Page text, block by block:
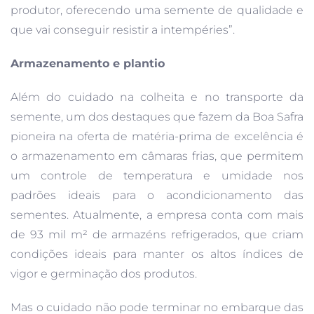
produtor, oferecendo uma semente de qualidade e
que vai conseguir resistir a intempéries”.
Armazenamento e plantio
Além do cuidado na colheita e no transporte da
semente, um dos destaques que fazem da Boa Safra
pioneira na oferta de matéria-prima de excelência é
o armazenamento em câmaras frias, que permitem
um controle de temperatura e umidade nos
padrões ideais para o acondicionamento das
sementes. Atualmente, a empresa conta com mais
de 93 mil m² de armazéns refrigerados, que criam
condições ideais para manter os altos índices de
vigor e germinação dos produtos.
Mas o cuidado não pode terminar no embarque das